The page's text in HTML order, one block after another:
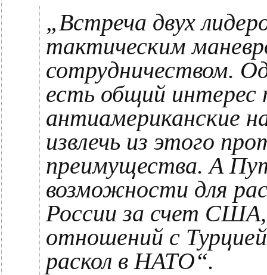
„Встреча двух
тактическим
сотрудничеством.
есть общий
антиамериканские
извлечь из этого
преимущества. А
возможности для
России за счет
отношений с
раскол в НАТО“.